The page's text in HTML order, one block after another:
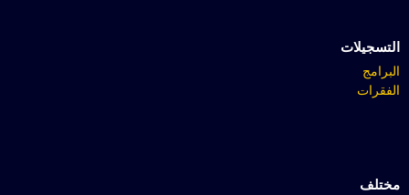
التسجيلات
البرامج
الفقرات
مختلف